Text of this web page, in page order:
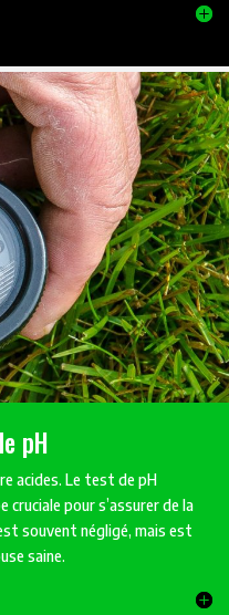
pH
acides. Le test de pH
pour s’assurer de la
souvent négligé, mais est
saine.